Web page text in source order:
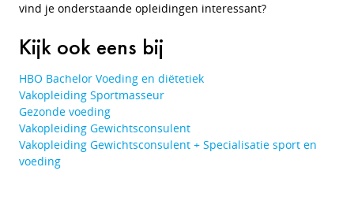
vind je onderstaande opleidingen interessant?
Kijk ook eens bij
HBO Bachelor Voeding en diëtetiek
Vakopleiding Sportmasseur
Gezonde voeding
Vakopleiding Gewichtsconsulent
Vakopleiding Gewichtsconsulent + Specialisatie sport en
voeding